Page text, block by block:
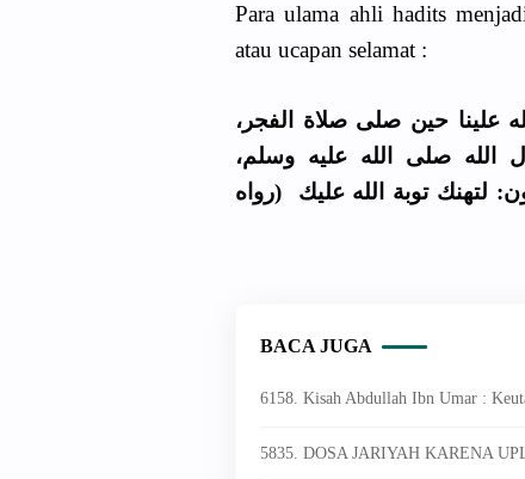
Para ulama ahli hadits
atau ucapan selamat :
ﻋﻠﻴﻨﺎ ﺣﻴﻦ ﺻﻠﻰ ﺻﻼﺓ اﻟﻔﺠﺮ،
ﺻﻠﻰ اﻟﻠﻪ ﻋﻠﻴﻪ ﻭﺳﻠﻢ،
ﻟﺘﻬﻨﻚ ﺗﻮﺑﺔ اﻟﻠﻪ ﻋﻠﻴﻚ (رواه
BACA JUGA
6158. Kisah Abdullah Ibn Umar :
5835. DOSA JARIYAH KARENA